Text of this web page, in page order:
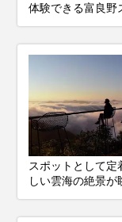
体験できる富良野
スポットとして
しい雲海の絶景が